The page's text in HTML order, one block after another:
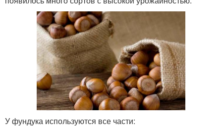
У фундука используются все части: